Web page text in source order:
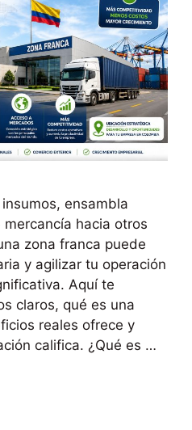
ensambla
hacia otros
zona franca puede
y agilizar tu operación
Aquí te
claros, qué es una
reales ofrece y
califica. ¿Qué es …